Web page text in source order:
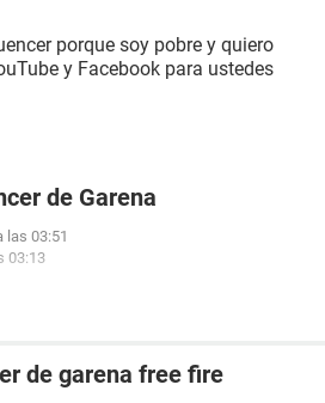
porque soy pobre y quiero
y Facebook para ustedes
de Garena
las 03:51
03:13
de garena free fire